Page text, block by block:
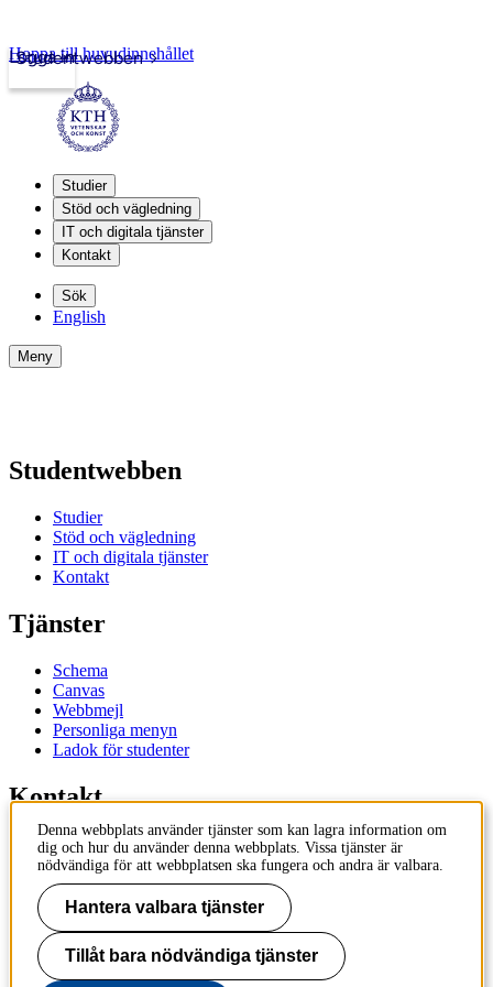
Studentwebben
Logga in
Hoppa till huvudinnehållet
Studier
Stöd och vägledning
IT och digitala tjänster
Kontakt
Sök
English
Meny
Studentwebben
Studier
Stöd och vägledning
IT och digitala tjänster
Kontakt
Tjänster
Schema
Canvas
Webbmejl
Personliga menyn
Ladok för studenter
Kontakt
Kontakta utbildningsprogram
Kontakta kurs
IT-support
KTH Entré
KTH
100 44 Stockholm
Denna webbplats använder tjänster som kan lagra information om
dig och hur du använder denna webbplats. Vissa tjänster är
nödvändiga för att webbplatsen ska fungera och andra är valbara.
Hantera valbara tjänster
Tillåt bara nödvändiga tjänster